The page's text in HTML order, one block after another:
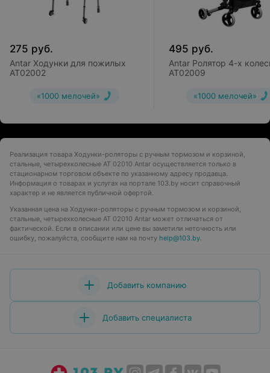
275 руб.
Antar Ходунки для пожилых
AT02002
«1000 мелочей»
495 руб.
Antar Ролятор 4-х
AT02009
«1000 мелочей»
Реализация товара Ходунки-роляторы с ручным тормозом и корзиной,
стальные, четырехколесные АТ 02010 Antar осуществляется только в
стационарном торговом объекте по указанному адресу продавца.
Информация о товарах и услугах на портале 103.by носит справочный
характер и не является публичной офертой.
Указанная цена на Ходунки-роляторы с ручным тормозом и корзиной,
стальные, четырехколесные АТ 02010 Antar может отличаться от
фактической. Если в описании или цене вы заметили неточность или
ошибку, пожалуйста, сообщите нам на почту help@103.by.
Добавить компанию
Добавить специалиста